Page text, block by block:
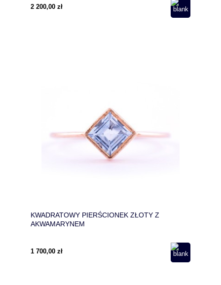
2 200,00 zł
KWADRATOWY PIERŚCIONEK ZŁOTY Z
AKWAMARYNEM
1 700,00 zł